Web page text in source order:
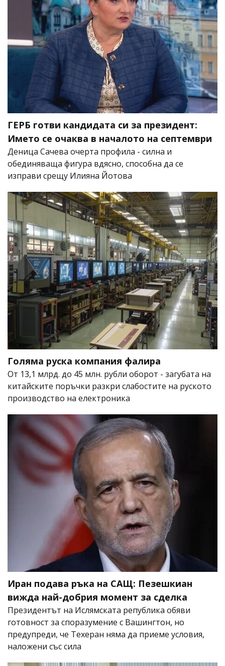
ГЕРБ готви кандидата си за президент:
Името се очаква в началото на септември
Деница Сачева очерта профила - силна и
обединяваща фигура вдясно, способна да се
изправи срещу Илияна Йотова
Голяма руска компания фалира
От 13,1 млрд. до 45 млн. рубли оборот - загубата на
китайските поръчки разкри слабостите на руското
производство на електроника
Иран подава ръка на САЩ: Пезешкиан
вижда най-добрия момент за сделка
Президентът на Ислямската република обяви
готовност за споразумение с Вашингтон, но
предупреди, че Техеран няма да приеме условия,
наложени със сила